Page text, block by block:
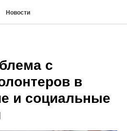
Новости
с
в
и социальные